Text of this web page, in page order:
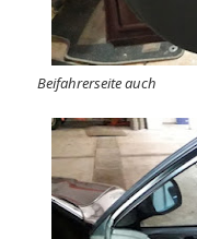
Beifahrerseite auch